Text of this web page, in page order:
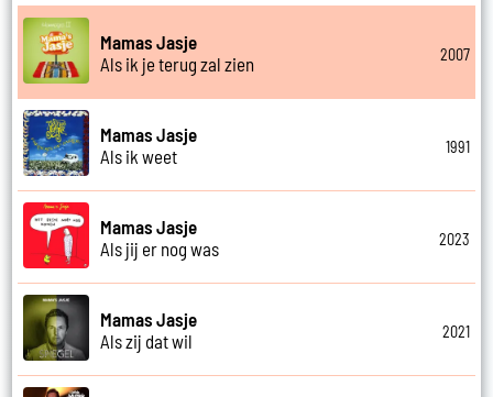
Mamas Jasje
Als ik je terug zal zien
2007
Mamas Jasje
Als ik weet
1991
Mamas Jasje
Als jij er nog was
2023
Mamas Jasje
Als zij dat wil
2021